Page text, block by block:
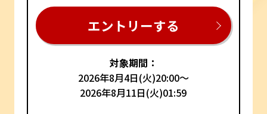
エントリーする
対象期間：
2026年8月4日(火)20:00～
2026年8月11日(火)01:59